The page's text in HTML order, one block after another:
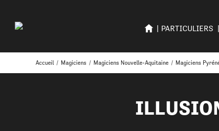
PARTICULIERS
Accueil / Magiciens / Magiciens Nouvelle-Aquitaine / Magiciens